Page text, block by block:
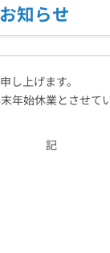
システム連携・効
知らせ
し上げます。
年始休業とさせて
記